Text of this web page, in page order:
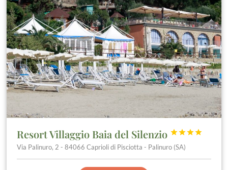
Resort Villaggio Baia del Silenzio 



Via Palinuro, 2 - 84066 Caprioli di Pisciotta - Palinuro (SA)